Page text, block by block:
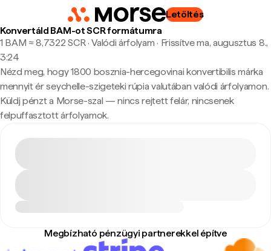
Letöltés
Konvertáld BAM-ot SCR formátumra
1 BAM ≈ 8,7322 SCR · Valódi árfolyam · Frissítve ma, augusztus 8.,
3:24
Nézd meg, hogy 1800 bosznia-hercegovinai konvertibilis márka
mennyit ér seychelle-szigeteki rúpia valutában valódi árfolyamon.
Küldj pénzt a Morse-szal — nincs rejtett felár, nincsenek
felpuffasztott árfolyamok.
Megbízható pénzügyi partnerekkel építve